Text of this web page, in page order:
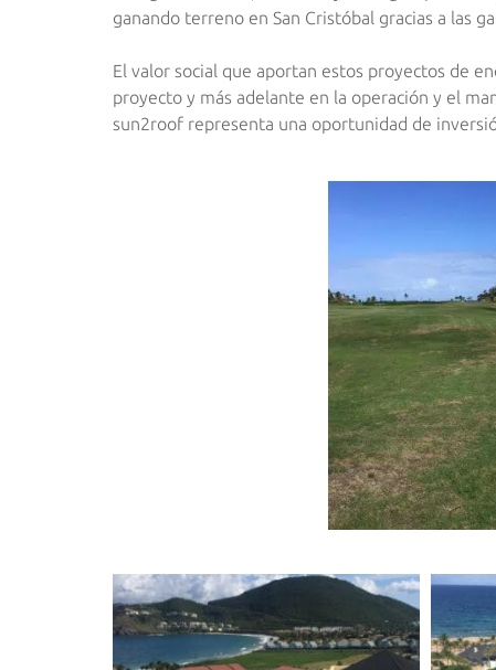
ganando terreno en San Cristóbal gracias a las
El valor social que aportan estos proyectos de
proyecto y más adelante en la operación y el
sun2roof representa una oportunidad de